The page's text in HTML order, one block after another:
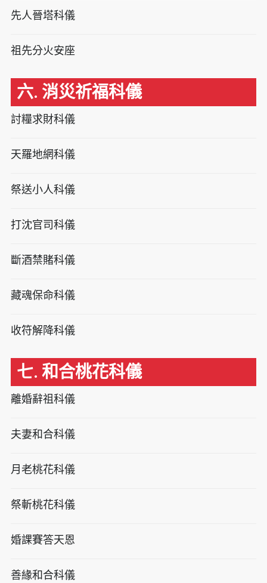
先人晉塔科儀
祖先分火安座
六. 消災祈福科儀
討糧求財科儀
天羅地網科儀
祭送小人科儀
打沈官司科儀
斷酒禁賭科儀
藏魂保命科儀
收符解降科儀
七. 和合桃花科儀
離婚辭祖科儀
夫妻和合科儀
月老桃花科儀
祭斬桃花科儀
婚課賽答天恩
善緣和合科儀